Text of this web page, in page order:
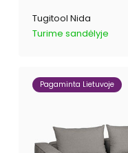
Tugitool Nida
Turime sandėlyje
Pagaminta Lietuvoje